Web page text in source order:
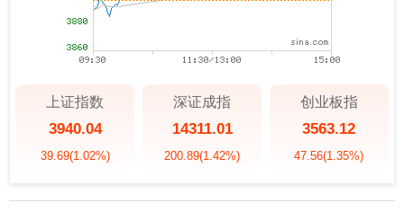
上证指数
3940.04
39.69(1.02%)
深证成指
14311.01
200.89(1.42%)
创业板指
3563.12
47.56(1.35%)